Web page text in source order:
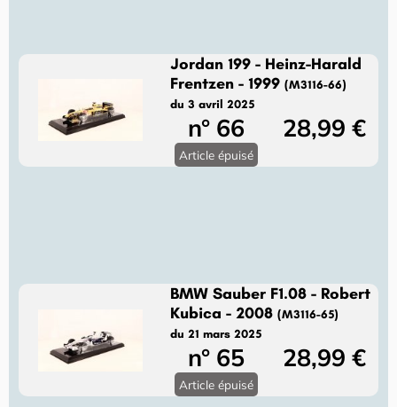
Jordan 199 - Heinz-Harald
Frentzen - 1999(M3116-66)
du 3 avril 2025
n° 66 28,99 €
Article épuisé
BMW Sauber F1.08 - Robert
Kubica - 2008(M3116-65)
du 21 mars 2025
n° 65 28,99 €
Article épuisé